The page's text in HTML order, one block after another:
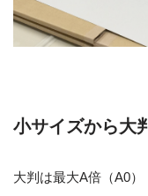
小サイズから大
大判は最大A倍（A0）